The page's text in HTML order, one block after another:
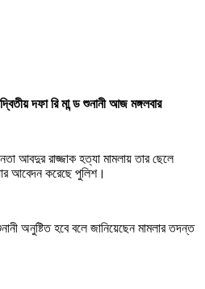
দফা রি মা ন্ড শুনানী আজ মঙ্গলবার
আবদুর রাজ্জাক হত্যা মামলায় তার ছেলে
আবেদন করেছে পুলিশ।
অনুষ্টিত হবে বলে জানিয়েছেন মামলার তদন্ত